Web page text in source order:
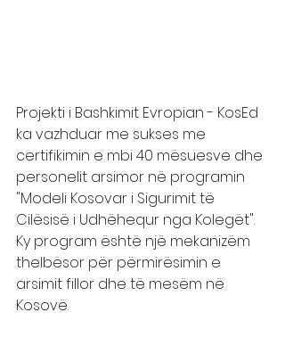
Projekti i Bashkimit Evropian - KosEd
ka vazhduar me sukses me
certifikimin e mbi 40 mësuesve dhe
personelit arsimor në programin
"Modeli Kosovar i Sigurimit të
Cilësisë i Udhëhequr nga Kolegët".
Ky program është një mekanizëm
thelbësor për përmirësimin e
arsimit fillor dhe të mesëm në
Kosovë.